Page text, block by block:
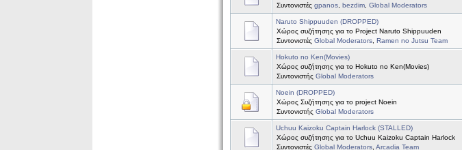
Συντονιστές gpanos, bezdim, Global Moderators
Naruto Shippuuden (DROPPED)
Χώρος συζήτησης για το Project Naruto Shippuuden
Συντονιστές Global Moderators, Ramen no Jutsu Team
Hokuto no Ken(Movies)
Χώρος συζήτησης για το Hokuto no Ken(Movies)
Συντονιστής Global Moderators
Noein (DROPPED)
Χώρος Συζήτησης για το project Noein
Συντονιστής Global Moderators
Uchuu Kaizoku Captain Harlock (STALLED)
Χώρος συζήτησης για το Uchuu Kaizoku Captain Harlock
Συντονιστές Global Moderators, Arcadia Team